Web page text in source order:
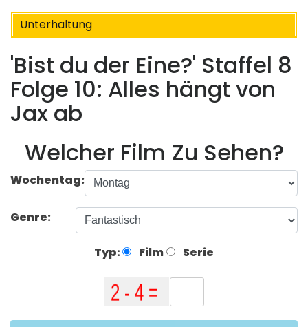
Unterhaltung
'Bist du der Eine?' Staffel 8
Folge 10: Alles hängt von
Jax ab
Welcher Film Zu Sehen?
Wochentag:
Genre:
Typ: Film Serie